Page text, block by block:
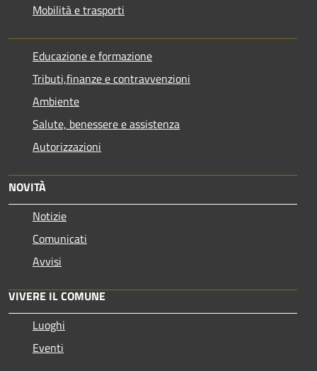
Mobilità e trasporti
Educazione e formazione
Tributi,finanze e contravvenzioni
Ambiente
Salute, benessere e assistenza
Autorizzazioni
NOVITÀ
Notizie
Comunicati
Avvisi
VIVERE IL COMUNE
Luoghi
Eventi